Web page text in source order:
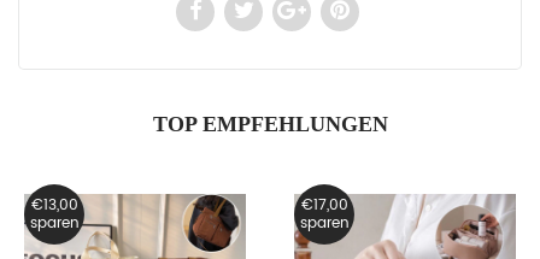
TOP EMPFEHLUNGEN
€13,00
sparen
€17,00
sparen